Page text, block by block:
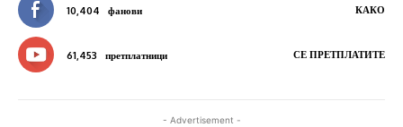
10,404 фанови КАКО
61,453 претплатници СЕ ПРЕТПЛАТИТЕ
- Advertisement -